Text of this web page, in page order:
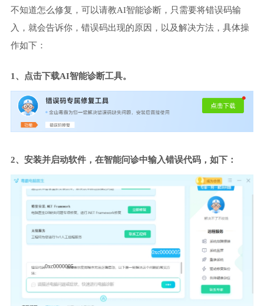
不知道怎么修复，可以请教AI智能诊断，只需要将错误码输
入，就会告诉你，错误码出现的原因，以及解决方法，具体操
作如下：
1、点击下载AI智能诊断工具。
2、安装并启动软件，在智能问诊中输入错误代码，如下：
0xc0000005
0xc0000005